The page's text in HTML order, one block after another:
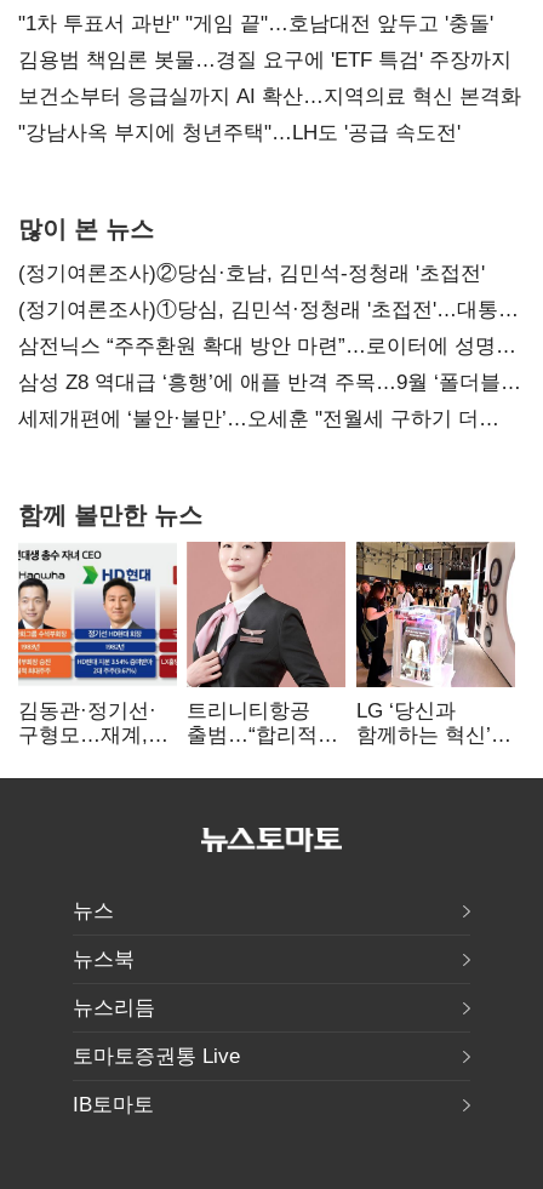
불복'
"1차 투표서 과반" "게임 끝"…호남대전 앞두고 '충돌'
김용범 책임론 봇물…경질 요구에 'ETF 특검' 주장까지
보건소부터 응급실까지 AI 확산…지역의료 혁신 본격화
"강남사옥 부지에 청년주택"…LH도 '공급 속도전'
많이 본 뉴스
(정기여론조사)②당심·호남, 김민석-정청래 '초접전'
(정기여론조사)①당심, 김민석·정청래 '초접전'…대통령
지지도 '50% 아래로'(종합)
삼전닉스 “주주환원 확대 방안 마련”…로이터에 성명
보내
삼성 Z8 역대급 ‘흥행’에 애플 반격 주목…9월 ‘폴더블
대전’
세제개편에 ‘불안·불만’…오세훈 "전월세 구하기 더
함께 볼만한 뉴스
김동관·정기선·
구형모…재계,
전성시대
트리니티항공
출범…“합리적
서비스로 승부”
LG ‘당신과
함께하는 혁신’…
홈’ 비전 공개
뉴스
뉴스북
뉴스리듬
토마토증권통 Live
IB토마토